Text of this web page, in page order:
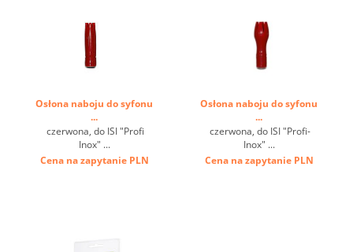
go ...
Osłona naboju do syfonu
...
czerwona, do ISI "Profi
Inox" ...
Cena na zapytaniePLN
Osłona naboju do syfonu
...
czerwona, do ISI "Profi-
Inox" ...
Cena na zapytaniePLN